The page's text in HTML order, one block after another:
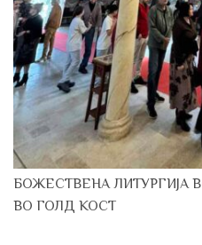
БОЖЕСТВЕНА ЛИТУРГИЈА
ВО ГОЛД КОСТ